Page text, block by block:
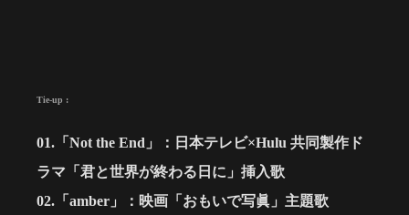
Tie-up :
01.「Not the End」：日本テレビ×Hulu 共同製作ド
ラマ「君と世界が終わる日に」挿入歌
02.「amber」：映画「おもいで写眞」主題歌